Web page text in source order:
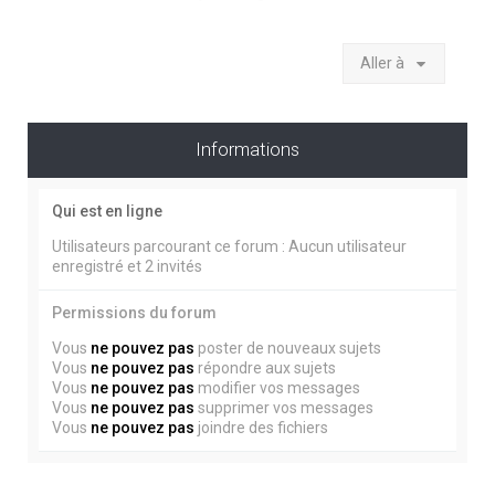
Aller à
Informations
Qui est en ligne
Utilisateurs parcourant ce forum : Aucun utilisateur
enregistré et 2 invités
Permissions du forum
Vous ne pouvez pas poster de nouveaux sujets
Vous ne pouvez pas répondre aux sujets
Vous ne pouvez pas modifier vos messages
Vous ne pouvez pas supprimer vos messages
Vous ne pouvez pas joindre des fichiers